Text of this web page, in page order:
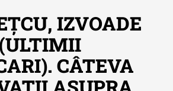
istorice"
IZVOADE
CÂTEVA